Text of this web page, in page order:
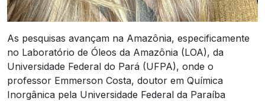
As pesquisas avançam na Amazônia, especificamente
no Laboratório de Óleos da Amazônia (LOA), da
Universidade Federal do Pará (UFPA), onde o
professor Emmerson Costa, doutor em Química
Inorgânica pela Universidade Federal da Paraíba